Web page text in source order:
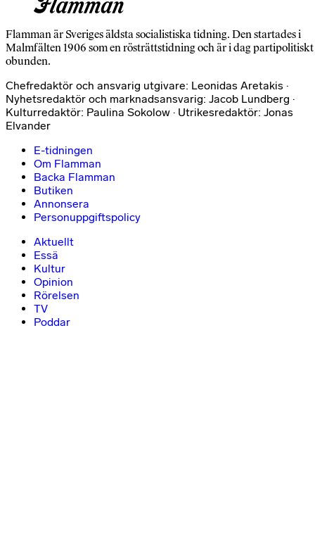
Flamman är Sveriges äldsta socialistiska tidning. Den startades i
Malmfälten 1906 som en rösträttstidning och är i dag partipolitiskt
obunden.
Chefredaktör och ansvarig utgivare: Leonidas Aretakis ·
Nyhetsredaktör och marknadsansvarig: Jacob Lundberg ·
Kulturredaktör: Paulina Sokolow · Utrikesredaktör: Jonas
Elvander
E-tidningen
Om Flamman
Backa Flamman
Butiken
Annonsera
Personuppgiftspolicy
Aktuellt
Essä
Kultur
Opinion
Rörelsen
TV
Poddar